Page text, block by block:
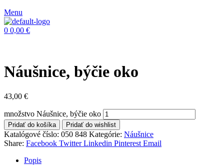
Menu
0 0,00 €
Náušnice, býčie oko
43,00 €
množstvo Náušnice, býčie oko
Pridať do košíka Pridať do wishlist
Katalógové číslo: 050 848 Kategórie: Náušnice
Share: Facebook Twitter Linkedin Pinterest Email
Popis